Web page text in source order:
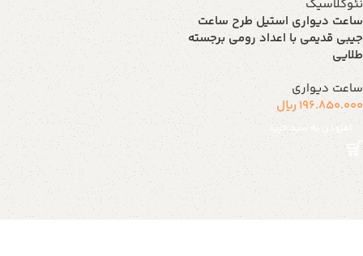
ساعت دیواری استیل طرح ساعت
جیبی قدیمی با اعداد رومی برجسته
طلایی
ساعت دیواری
196.850.000ریال
افزودن به سبد خرید